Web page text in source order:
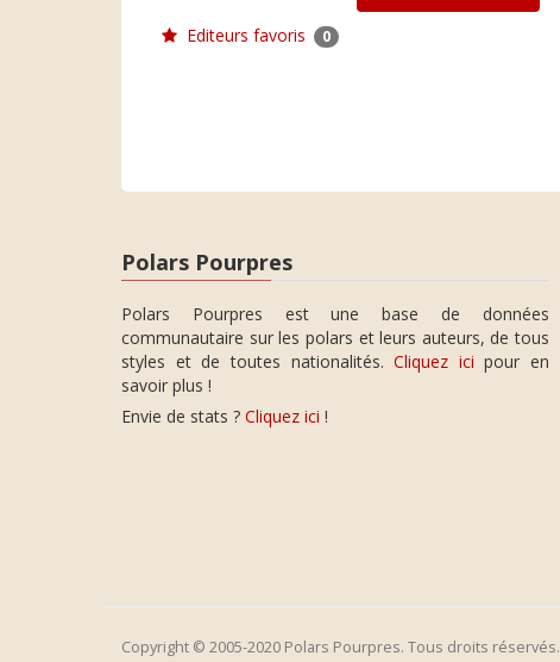
Editeurs favoris 0
Polars Pourpres
Polars Pourpres est une base de données
communautaire sur les polars et leurs auteurs, de tous
styles et de toutes nationalités.Cliquez ici pour en
savoir plus !
Envie de stats ? Cliquez ici !
Copyright © 2005-2020 Polars Pourpres. Tous droits réservés.